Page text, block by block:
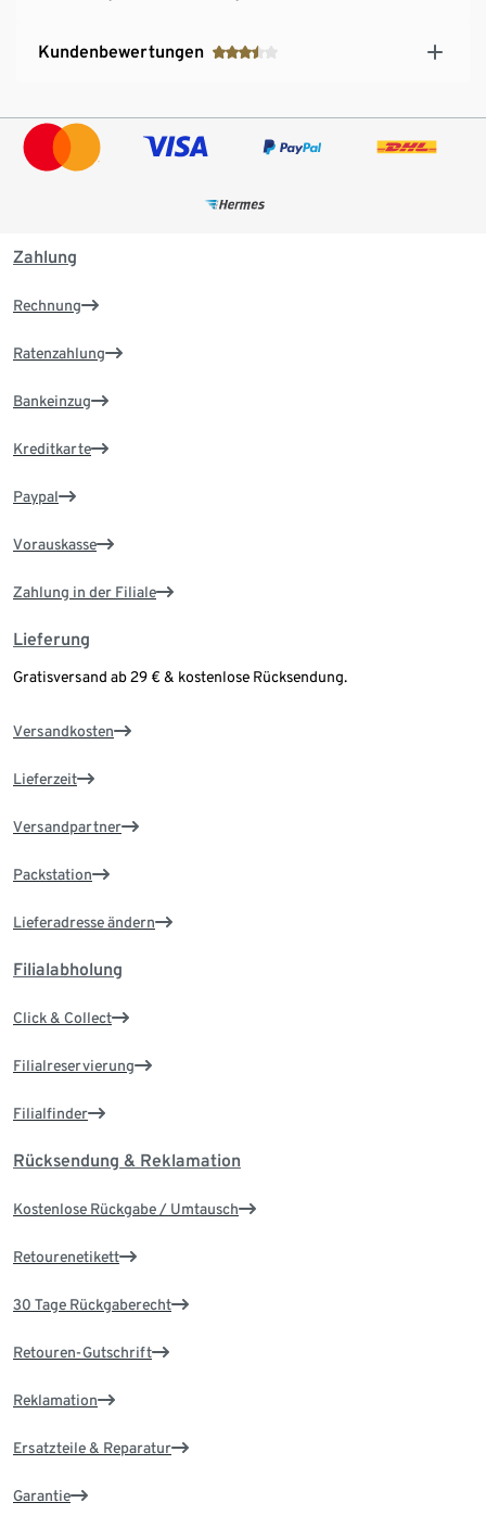
Kundenbewertungen
Zahlung
Rechnung
Ratenzahlung
Bankeinzug
Kreditkarte
Paypal
Vorauskasse
Zahlung in der Filiale
Lieferung
Gratisversand ab 29 € & kostenlose Rücksendung.
Versandkosten
Lieferzeit
Versandpartner
Packstation
Lieferadresse ändern
Filialabholung
Click & Collect
Filialreservierung
Filialfinder
Rücksendung & Reklamation
Kostenlose Rückgabe / Umtausch
Retourenetikett
30 Tage Rückgaberecht
Retouren-Gutschrift
Reklamation
Ersatzteile & Reparatur
Garantie